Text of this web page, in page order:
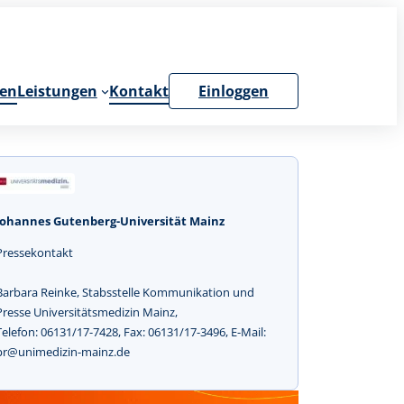
Leistungen Kontakt Einloggen
Gutenberg-Universität Mainz
Reinke, Stabsstelle Kommunikation und
Universitätsmedizin Mainz,
06131/17-7428, Fax: 06131/17-3496, E-Mail:
mainz.de